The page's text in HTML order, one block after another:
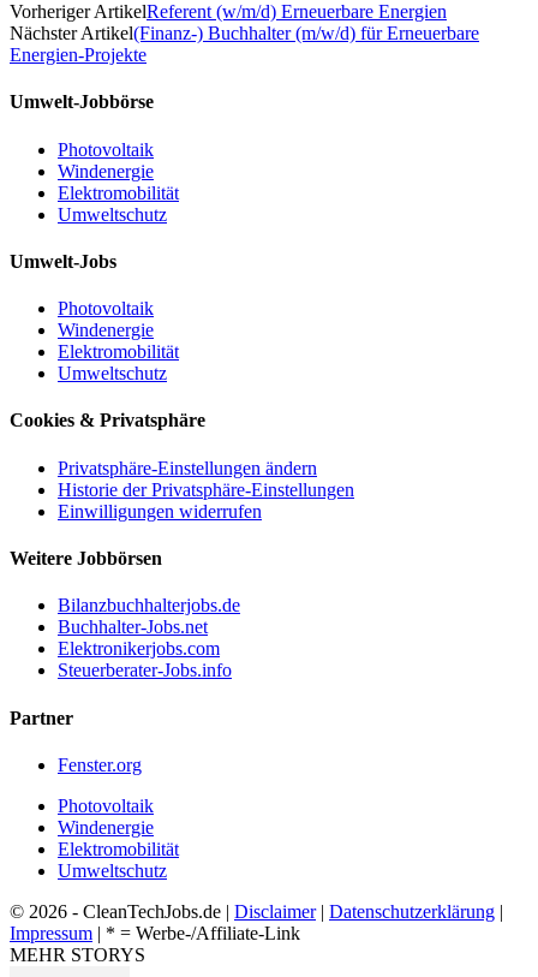
Vorheriger ArtikelReferent (w/m/d) Erneuerbare Energien
Nächster Artikel(Finanz-) Buchhalter (m/w/d) für Erneuerbare
Energien-Projekte
Umwelt-Jobbörse
Photovoltaik
Windenergie
Elektromobilität
Umweltschutz
Umwelt-Jobs
Photovoltaik
Windenergie
Elektromobilität
Umweltschutz
Cookies & Privatsphäre
Privatsphäre-Einstellungen ändern
Historie der Privatsphäre-Einstellungen
Einwilligungen widerrufen
Weitere Jobbörsen
Bilanzbuchhalterjobs.de
Buchhalter-Jobs.net
Elektronikerjobs.com
Steuerberater-Jobs.info
Partner
Fenster.org
Photovoltaik
Windenergie
Elektromobilität
Umweltschutz
© 2026 - CleanTechJobs.de | Disclaimer| Datenschutzerklärung |
Impressum | * = Werbe-/Affiliate-Link
MEHR STORYS